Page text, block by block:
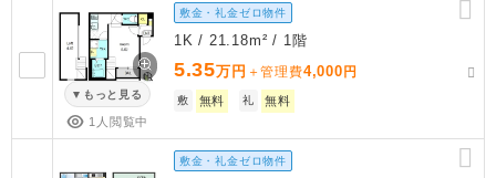
もっと見る
1人閲覧中
敷金・礼金ゼロ物件
1K / 21.18m² / 1階
5.35万円 ＋管理費4,000 円
敷 無料 礼 無料
敷金・礼金ゼロ物件